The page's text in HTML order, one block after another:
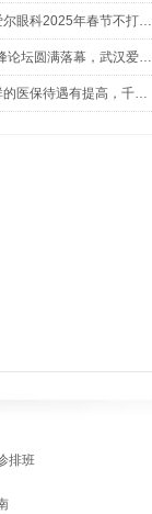
尔眼科2025年春节不打…
论坛圆满落幕，武汉爱…
的医保待遇有提高，千…
排班